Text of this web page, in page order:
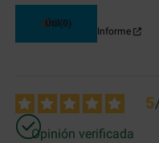
Útil(0)
Informe
5
Opinión verificada